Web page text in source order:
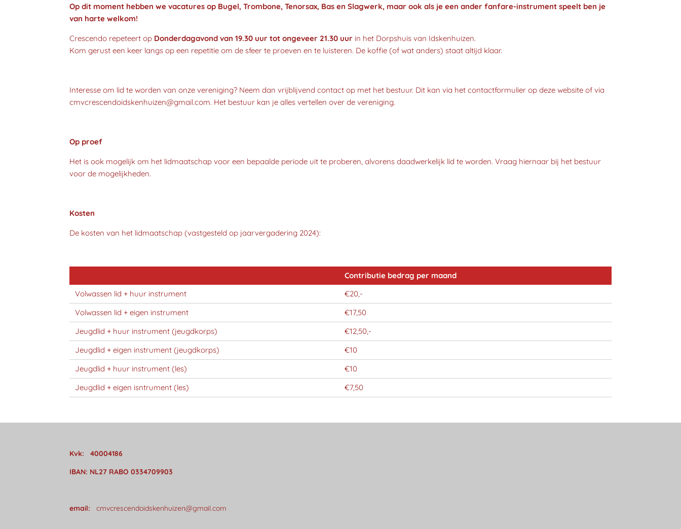
Op dit moment hebben we vacatures op Bugel, Trombone, Tenorsax, Bas en Slagwerk, maar ook als je een ander fanfare-instrument speelt ben je
van harte welkom!
Crescendo repeteert op Donderdagavond van 19.30 uur tot ongeveer 21.30 uur in het Dorpshuis van Idskenhuizen.
Kom gerust een keer langs op een repetitie om de sfeer te proeven en te luisteren. De koffie (of wat anders) staat altijd klaar.
Interesse om lid te worden van onze vereniging? Neem dan vrijblijvend contact op met het bestuur. Dit kan via het contactformulier op deze website of via
cmvcrescendoidskenhuizen@gmail.com. Het bestuur kan je alles vertellen over de vereniging.
Op proef
Het is ook mogelijk om het lidmaatschap voor een bepaalde periode uit te proberen, alvorens daadwerkelijk lid te worden. Vraag hiernaar bij het bestuur
voor de mogelijkheden.
Kosten
De kosten van het lidmaatschap (vastgesteld op jaarvergadering 2024):
Contributie bedrag per maand
Volwassen lid + huur instrument
€20,-
Volwassen lid + eigen instrument
€17,50
Jeugdlid + huur instrument (jeugdkorps)
€12,50,-
Jeugdlid + eigen instrument (jeugdkorps)
€10
Jeugdlid + huur instrument (les)
€10
Jeugdlid + eigen isntrument (les)
€7,50
Kvk: 40004186
IBAN: NL27 RABO 0334709903
email: cmvcrescendoidskenhuizen@gmail.com